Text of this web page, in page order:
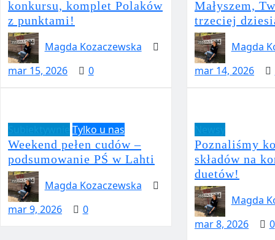
konkursu, komplet Polaków
z punktami!
Magda Kozaczewska
mar 15, 2026
0
Małyszem,
trzeciej
Magda
mar 14, 2026
Tylko u nas
Weekend pełen cudów –
podsumowanie PŚ w Lahti
Magda Kozaczewska
mar 9, 2026
0
Poznaliśmy
składów na
duetów!
Magda
mar 8, 2026
0